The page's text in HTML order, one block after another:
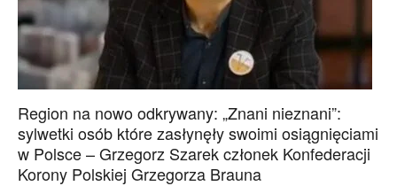
Region na nowo odkrywany: „Znani nieznani”:
sylwetki osób które zasłynęły swoimi osiągnięciami
w Polsce – Grzegorz Szarek członek Konfederacji
Korony Polskiej Grzegorza Brauna